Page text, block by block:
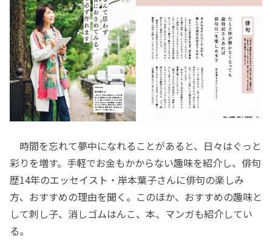
時間を忘れて夢中になれることがあると、日々はぐっと
彩りを増す。手軽でお金もかからない趣味を紹介し、俳句
歴14年のエッセイスト・岸本葉子さんに俳句の楽しみ
方、おすすめの理由を聞く。このほか、おすすめの趣味と
して刺し子、消しゴムはんこ、本、マンガも紹介してい
る。